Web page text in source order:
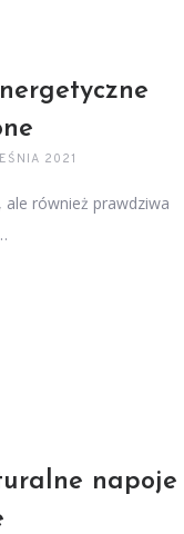
2021
również prawdziwa
napoje